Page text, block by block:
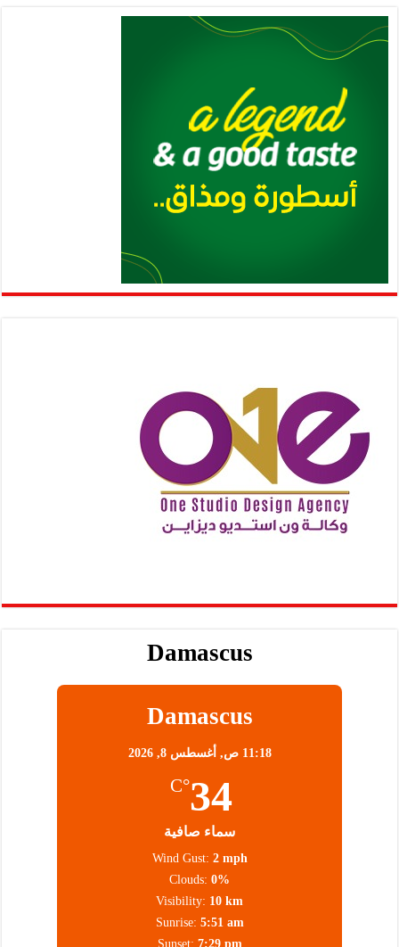
Damascus
Damascus
11:18 ص, أغسطس 8, 2026
34
°C
سماء صافية
Wind Gust: 2 mph
Clouds: 0%
Visibility: 10 km
Sunrise: 5:51 am
Sunset: 7:29 pm